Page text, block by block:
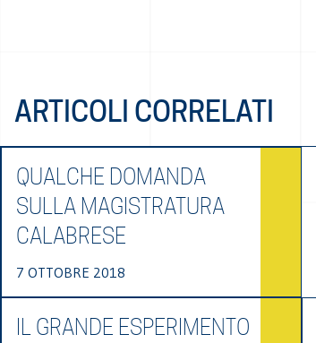
ARTICOLI CORRELATI
QUALCHE DOMANDA
SULLA MAGISTRATURA
CALABRESE
7 OTTOBRE 2018
IL GRANDE ESPERIMENTO